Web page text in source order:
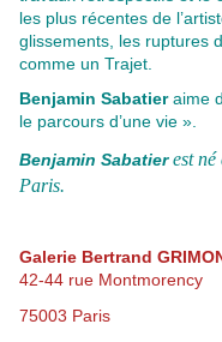
les plus récentes de
glissements, les ruptures
comme un Trajet.
Benjamin Sabatieraime
le parcours d’une vie ».
Benjamin Sabatierest né
Paris.
Galerie Bertrand
42-44 rue Montmorency
75003 Paris